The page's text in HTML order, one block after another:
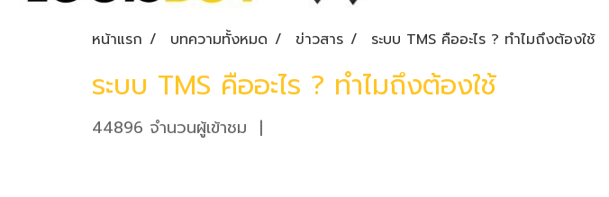
หน้าแรก บทความทั้งหมด ข่าวสาร ระบบ TMS คืออะไร ? ทำไมถึงต้องใช้
ระบบ TMS คืออะไร ? ทำไมถึงต้องใช้
44896 จำนวนผู้เข้าชม |